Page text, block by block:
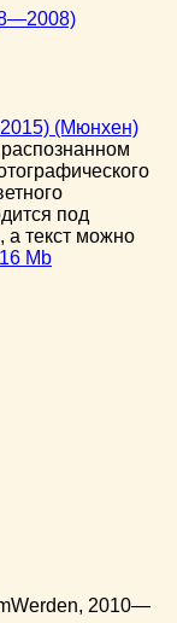
(Мюнхен)
под
а текст можно
Mb
2010—